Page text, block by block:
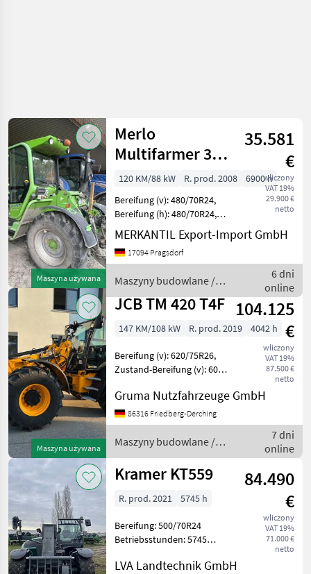
Maszyna używana
Merlo
Multifarmer 30.9
TOP
35.581
€
wliczony
VAT 19%
29.900 €
netto
120 KM/88 kW R. prod. 2008
6900 h
Bereifung (v): 480/70R24,
Bereifung (h): 480/70R24,
Geschwindigkeit: 40 km/h,
Tragkraft: 3000 kg,
Hubhöhe: 900 cm,
Arbeitsscheinwerf
MERKANTIL Export-Import GmbH
17094 Pragsdorf
Maszyny budowlane /
Merlo
6 dni
online
Maszyna używana
JCB TM 420 T4F 104.125
€
wliczony
VAT 19%
87.500 €
netto
147 KM/108 kW R. prod. 2019 4042 h
Bereifung (v): 620/75R26,
Zustand-Bereifung (v): 60
Zustand-Bereifung (h): 40
%, Geschwindigkeit: 40
km/h, Erstzulassung:
24.05.201
Gruma Nutzfahrzeuge GmbH
86316 Friedberg-Derching
Maszyny budowlane /
JCB
7 dni
online
Kramer KT559
84.490
€
wliczony
VAT 19%
71.000 €
netto
R. prod. 2021 5745 h
Bereifung: 500/70R24
Betriebsstunden: 5745
Hubhöhe: 9 Hubkraft: 5.5
LVA Landtechnik GmbH